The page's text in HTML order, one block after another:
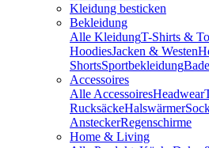
Kleidung besticken
Bekleidung
Alle KleidungT-Shirts &
HoodiesJacken & Westen
ShortsSportbekleidung
Accessoires
Alle AccessoiresHeadwear
RucksäckeHalswärmer
AnsteckerRegenschirme
Home & Living